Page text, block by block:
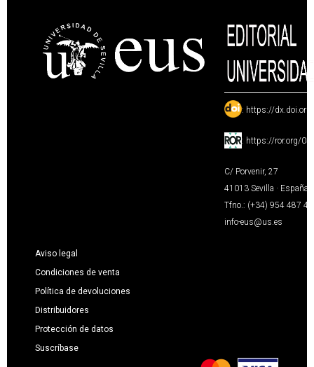
: https://
: https://ror.org/
C/ Porvenir, 27
41013 Sevilla · España
Tfno.: (+34) 954 487
info-eus@us.es
Aviso legal
Condiciones de venta
Política de devoluciones
Distribuidores
Protección de datos
Suscríbase